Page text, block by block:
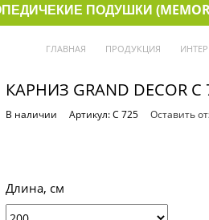
ПОДУШКИ
ГЛАВНАЯ ПРОДУКЦИЯ
КАРНИЗ GRAND DECOR C
В наличии Артикул: C 725 Оставить
Длина, см